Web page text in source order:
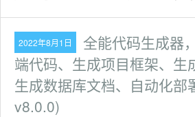
2022年8月1日
全能代码生成器
端代码、生成项目框架、生
生成数据库文档、自动化部
v8.0.0)